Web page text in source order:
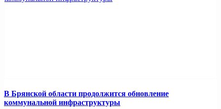
В Брянской области продолжится обновление
коммунальной инфраструктуры